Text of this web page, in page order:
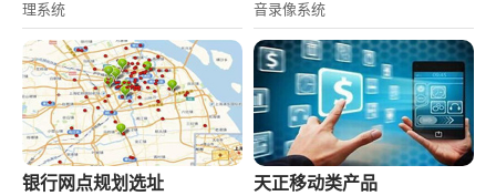
理系统
音录像系统
银行网点规划选址 天正移动类产品